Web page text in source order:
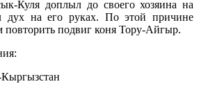
Куля доплыл до своего хозяина на
дух на его руках. По этой причине
повторить подвиг коня Тору-Айгыр.
Кыргызстан